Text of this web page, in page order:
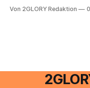
besitzt, loggt sich heute
Von 2GLORY Redaktion